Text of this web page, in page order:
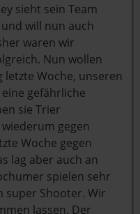
sieht sein Team
will nun auch
waren wir
Nun wollen
Woche, unseren
gefährliche
sie Trier
gegen
Woche gegen
lag aber auch an
spielen sehr
super Shooter. Wir
lassen. Der